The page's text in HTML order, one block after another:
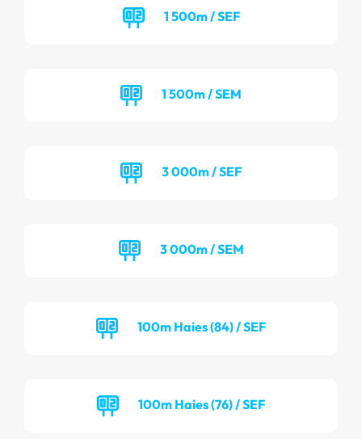
1 500m / SEF
1 500m / SEM
3 000m / SEF
3 000m / SEM
100m Haies (84) / SEF
100m Haies (76) / SEF